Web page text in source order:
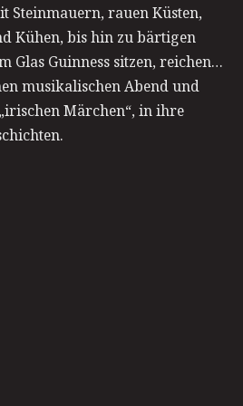
Steinmauern, rauen Küsten,
Kühen, bis hin zu bärtigen
Glas Guinness sitzen, reichen…
musikalischen Abend und
Märchen“, in ihre